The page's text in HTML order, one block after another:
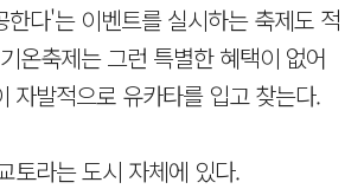
한다'는 이벤트를 실시하는 축제도 적
온축제는 그런 특별한 혜택이 없어
자발적으로 유카타를 입고 찾는다.
토라는 도시 자체에 있다.